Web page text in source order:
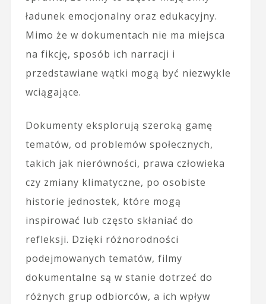
ładunek emocjonalny oraz edukacyjny.
Mimo że w dokumentach nie ma miejsca
na fikcję, sposób ich narracji i
przedstawiane wątki mogą być niezwykle
wciągające.
Dokumenty eksplorują szeroką gamę
tematów, od problemów społecznych,
takich jak nierówności, prawa człowieka
czy zmiany klimatyczne, po osobiste
historie jednostek, które mogą
inspirować lub często skłaniać do
refleksji. Dzięki różnorodności
podejmowanych tematów, filmy
dokumentalne są w stanie dotrzeć do
różnych grup odbiorców, a ich wpływ